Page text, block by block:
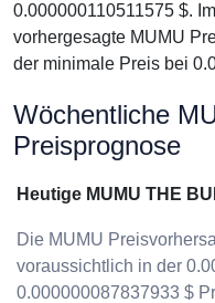
0.000000110511575 $.
vorhergesagte MUMU
der minimale Preis bei
Wöchentliche
Preisprognose
Heutige MUMU THE
Die MUMU
voraussichtlich in der
0.000000087837933 $